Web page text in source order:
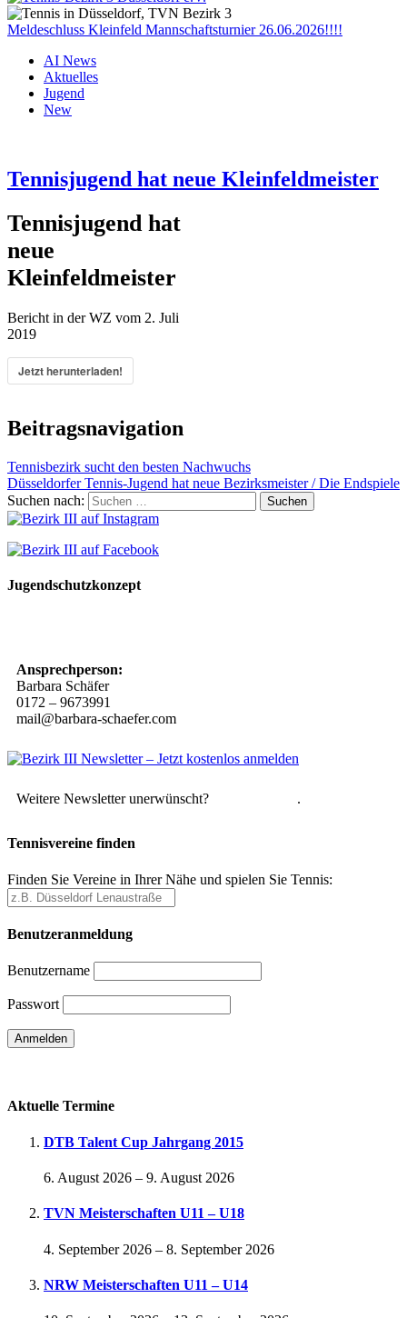
Meldeschluss Kleinfeld Mannschaftsturnier 26.06.2026!!!!
AI News
Aktuelles
Jugend
New
Tennisjugend hat neue Kleinfeldmeister
Tennisjugend hat
neue
Kleinfeldmeister
Bericht in der WZ vom 2. Juli
2019
Jetzt herunterladen!
Beitragsnavigation
Tennisbezirk sucht den besten Nachwuchs
Düsseldorfer Tennis-Jugend hat neue Bezirksmeister / Die Endspiele
Suchen nach:
Jugendschutzkonzept
Ansprechperson:
Barbara Schäfer
0172 – 9673991
mail@barbara-schaefer.com
Weitere Newsletter unerwünscht? .
Tennisvereine finden
Finden Sie Vereine in Ihrer Nähe und spielen Sie Tennis:
Benutzeranmeldung
Benutzername
Passwort
Aktuelle Termine
DTB Talent Cup Jahrgang 2015
6. August 2026 – 9. August 2026
TVN Meisterschaften U11 – U18
4. September 2026 – 8. September 2026
NRW Meisterschaften U11 – U14